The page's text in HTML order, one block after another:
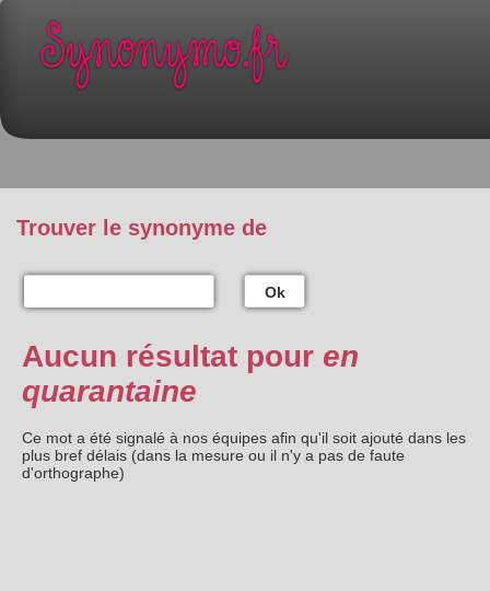
Trouver le synonyme de
Ok
Aucun résultat pour en
quarantaine
Ce mot a été signalé à nos équipes afin qu'il soit ajouté dans les
plus bref délais (dans la mesure ou il n'y a pas de faute
d'orthographe)